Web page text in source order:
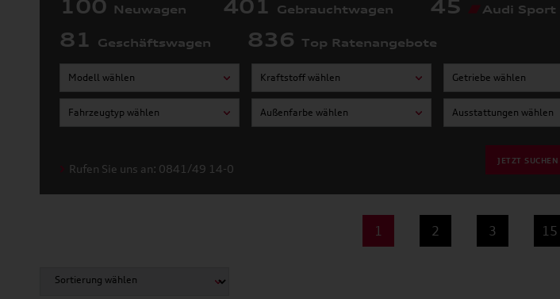
100 Neuwagen 401 Gebrauchtwagen 45 Audi Sport
81 Geschäftswagen 836 Top Ratenangebote
Modell wählen Kraftstoff wählen Getriebe wählen
Fahrzeugtyp wählen Außenfarbe wählen Ausstattungen wählen
JETZT SUCHEN
Rufen Sie uns an: 0841/49 14-0
1 2 3 15